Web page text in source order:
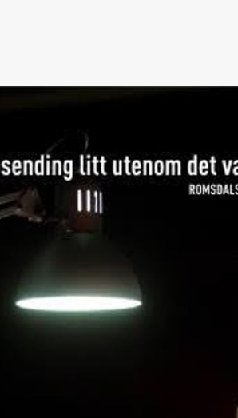
Store scene (Black Box teater)